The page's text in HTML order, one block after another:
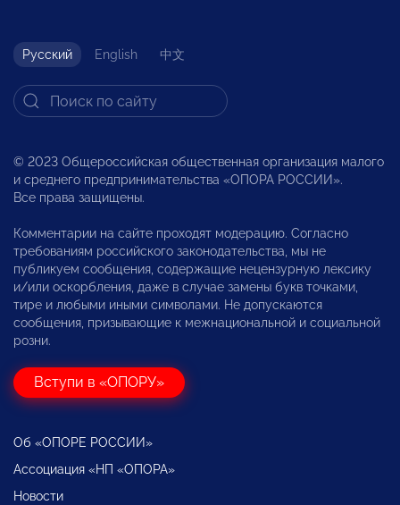
Русский English 中文
© 2023 Общероссийская общественная организация малого
и среднего предпринимательства «ОПОРА РОССИИ».
Все права защищены.
Комментарии на сайте проходят модерацию. Согласно
требованиям российского законодательства, мы не
публикуем сообщения, содержащие нецензурную лексику
и/или оскорбления, даже в случае замены букв точками,
тире и любыми иными символами. Не допускаются
сообщения, призывающие к межнациональной и социальной
розни.
Вступи в «ОПОРУ»
Об «ОПОРЕ РОССИИ»
Ассоциация «НП «ОПОРА»
Новости